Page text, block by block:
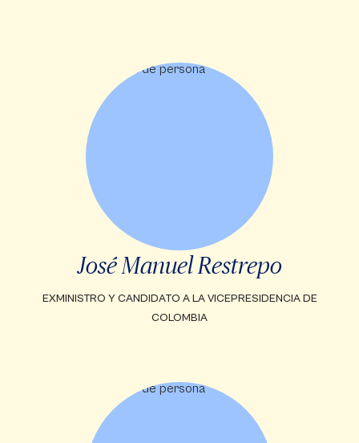
José Manuel Restrepo
EXMINISTRO Y CANDIDATO A LA VICEPRESIDENCIA DE
COLOMBIA